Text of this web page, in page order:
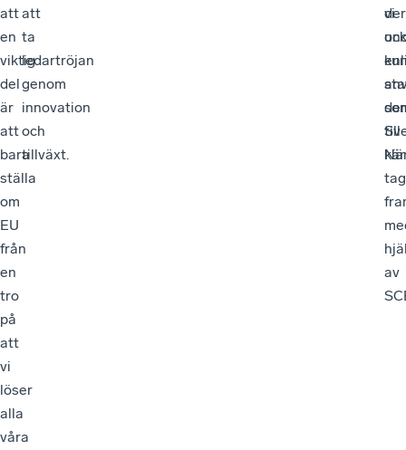
att
en
viktig
del
är
att
bara
ställa
om
EU
från
en
tro
på
att
vi
löser
alla
våra
att
ta
ledartröjan
genom
innovation
och
tillväxt.
vi
till
av